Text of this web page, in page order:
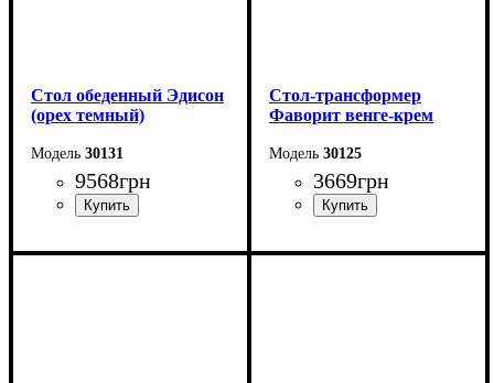
Стол обеденный Эдисон
(орех темный)
30131
9568грн
Длина - 120 (+40) см
Стол-трансформер
Фаворит венге-крем
30125
3669грн
Длина: 81,5 (+81,5) см